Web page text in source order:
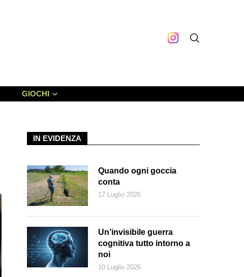
GIOCHI
IN EVIDENZA
Quando ogni goccia
conta
17 Luglio 2026
Un’invisibile guerra
cognitiva tutto intorno a
noi
10 Luglio 2026